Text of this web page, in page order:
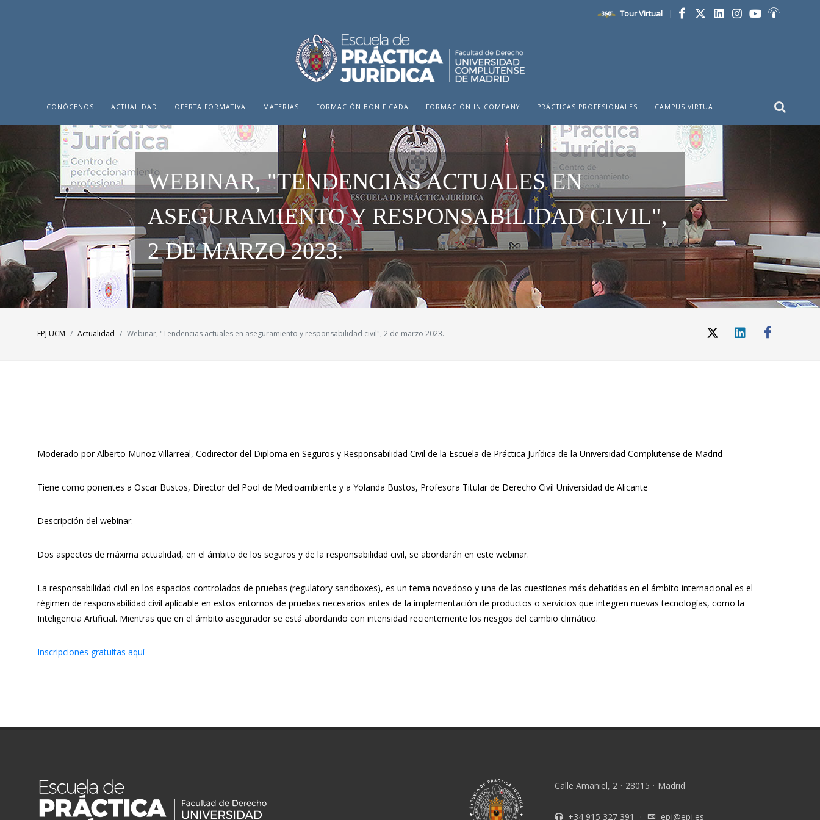
Tour Virtual |
CONÓCENOS ACTUALIDAD OFERTA FORMATIVA MATERIAS FORMACIÓN BONIFICADA FORMACIÓN IN COMPANY PRÁCTICAS PROFESIONALES CAMPUS VIRTUAL
WEBINAR, "TENDENCIAS ACTUALES EN
ASEGURAMIENTO Y RESPONSABILIDAD CIVIL",
2 DE MARZO 2023.
EPJ UCM Actualidad Webinar, "Tendencias actuales en aseguramiento y responsabilidad civil", 2 de marzo 2023.
Moderado por Alberto Muñoz Villarreal, Codirector del Diploma en Seguros y Responsabilidad Civil de la Escuela de Práctica Jurídica de la Universidad Complutense de Madrid
Tiene como ponentes a Oscar Bustos, Director del Pool de Medioambiente y a Yolanda Bustos, Profesora Titular de Derecho Civil Universidad de Alicante
Descripción del webinar:
Dos aspectos de máxima actualidad, en el ámbito de los seguros y de la responsabilidad civil, se abordarán en este webinar.
La responsabilidad civil en los espacios controlados de pruebas (regulatory sandboxes), es un tema novedoso y una de las cuestiones más debatidas en el ámbito internacional es el
régimen de responsabilidad civil aplicable en estos entornos de pruebas necesarios antes de la implementación de productos o servicios que integren nuevas tecnologías, como la
Inteligencia Artificial. Mientras que en el ámbito asegurador se está abordando con intensidad recientemente los riesgos del cambio climático.
Inscripciones gratuitas aquí
Calle Amaniel, 2 · 28015 · Madrid
+34 915 327 391 · epj@epj.es